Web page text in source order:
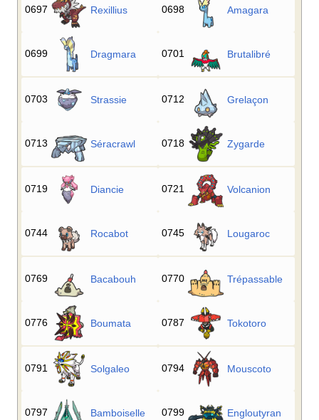
0697 Rexillius 0698 Amagara
0699 Dragmara 0701 Brutalibré
0703 Strassie 0712 Grelaçon
0713 Séracrawl 0718 Zygarde
0719 Diancie 0721 Volcanion
0744 Rocabot 0745 Lougaroc
0769 Bacabouh 0770 Trépassable
0776 Boumata 0787 Tokotoro
0791 Solgaleo 0794 Mouscoto
0797 Bamboiselle 0799 Engloutyran